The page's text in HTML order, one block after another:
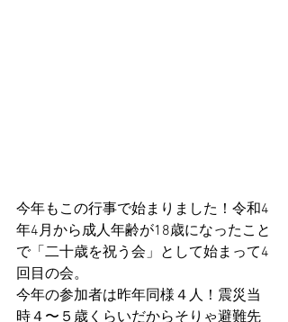
今年もこの行事で始まりました！令和4
年4月から成人年齢が18歳になったこと
で「二十歳を祝う会」として始まって4
回目の会。
今年の参加者は昨年同様４人！震災当
時４〜５歳くらいだからそりゃ避難先